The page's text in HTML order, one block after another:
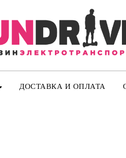
ДОСТАВКА И ОПЛАТА